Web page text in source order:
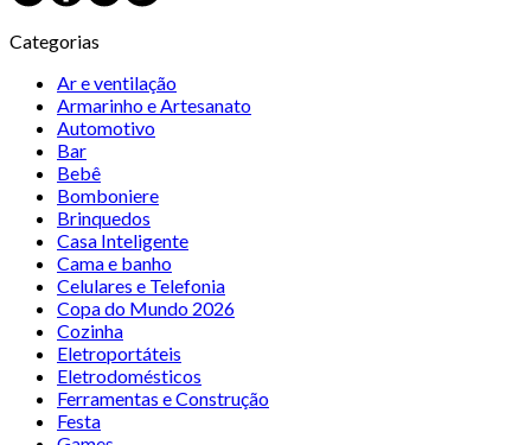
Categorias
Ar e ventilação
Armarinho e Artesanato
Automotivo
Bar
Bebê
Bomboniere
Brinquedos
Casa Inteligente
Cama e banho
Celulares e Telefonia
Copa do Mundo 2026
Cozinha
Eletroportáteis
Eletrodomésticos
Ferramentas e Construção
Festa